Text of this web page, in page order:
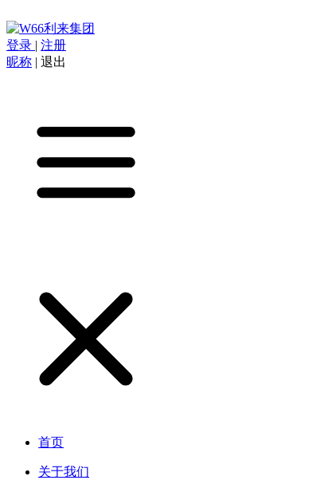
登录 | 注册
昵称 | 退出
首页
关于我们